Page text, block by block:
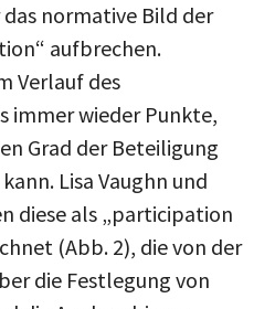
normative Bild der
aufbrechen.
Verlauf des
immer wieder Punkte,
Grad der Beteiligung
Lisa Vaughn und
diese als „participation
(Abb. 2), die von der
die Festlegung von